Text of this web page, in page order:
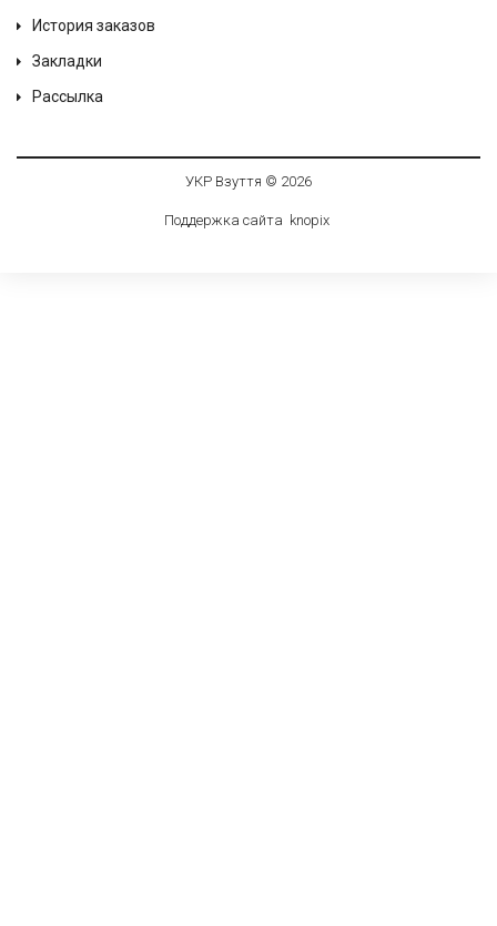
История заказов
Закладки
Рассылка
УКР Взуття © 2026
Поддержка сайта knopix